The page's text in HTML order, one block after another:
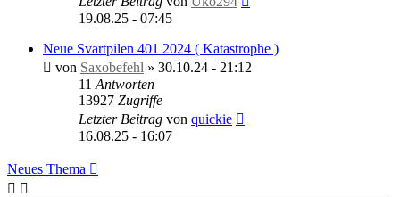
19.08.25 - 07:45
Neue Svartpilen 401 2024 ( Katastrophe )
von Saxobefehl » 30.10.24 - 21:12
11 Antworten
13927 Zugriffe
Letzter Beitrag von quickie
16.08.25 - 16:07
Neues Thema